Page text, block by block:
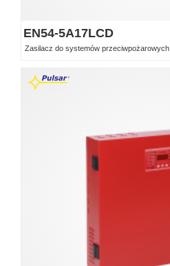
EN54-5A17LCD
Zasilacz do systemów przeciwpożarowych